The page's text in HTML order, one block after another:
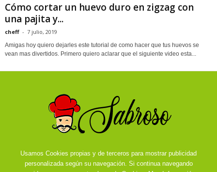
Cómo cortar un huevo duro en zigzag con
una pajita y...
cheff - 7 julio, 2019
Amigas hoy quiero dejarles este tutorial de como hacer que tus huevos se
vean mas divertidos. Primero quiero aclarar que el siguiente video esta...
Usamos Cookies propias y de terceros para mostrar publicidad
personalizada según su navegación. Si continua navegando